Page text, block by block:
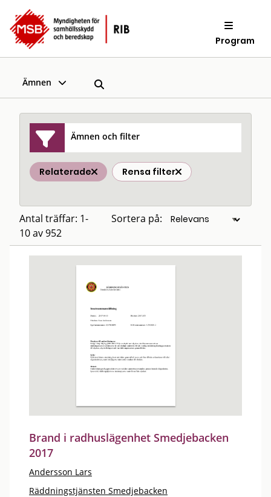
Program
Ämnen
Ämnen och filter
Relaterade Rensa filter
Antal träffar: 1-
10 av 952
Sortera på:
Brand i radhuslägenhet Smedjebacken
2017
Andersson Lars
Räddningstjänsten Smedjebacken